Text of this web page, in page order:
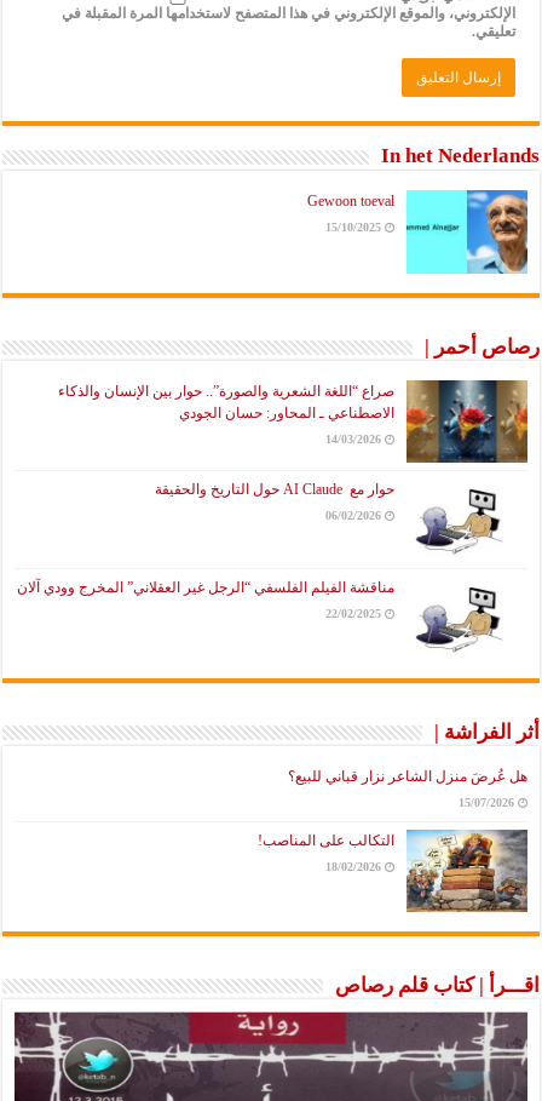
الإلكتروني، والموقع الإلكتروني في هذا المتصفح لاستخدامها المرة المقبلة في
تعليقي.
In het Nederlands
Gewoon toeval
15/10/2025
رصاص أحمر |
صراع “اللغة الشعرية والصورة”.. حوار بين الإنسان والذكاء
الاصطناعي ـ المحاور: حسان الجودي
14/03/2026
حوار مع AI Claude حول التاريخ والحقيقة
06/02/2026
مناقشة الفيلم الفلسفي “الرجل غير العقلاني” المخرج وودي آلان
22/02/2025
أثر الفراشة |
هل عُرضَ منزل الشاعر نزار قباني للبيع؟
15/07/2026
التكالب على المناصب!
18/02/2026
اقـــرأ | كتاب قلم رصاص